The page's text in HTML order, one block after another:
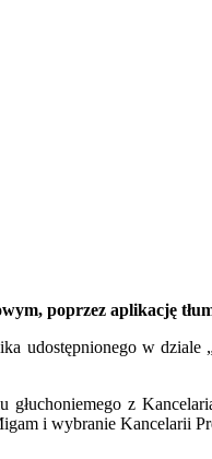
poprzez aplikację
udostępnionego w
z
i wybranie Kancelarii